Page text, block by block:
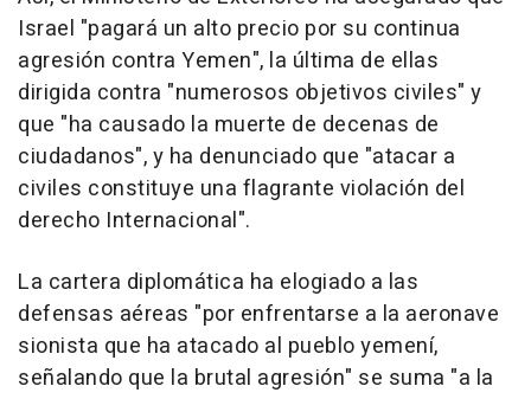
Israel "pagará un alto precio por su continua
agresión contra Yemen", la última de ellas
dirigida contra "numerosos objetivos civiles" y
que "ha causado la muerte de decenas de
ciudadanos", y ha denunciado que "atacar a
civiles constituye una flagrante violación del
derecho Internacional".
La cartera diplomática ha elogiado a las
defensas aéreas "por enfrentarse a la aeronave
sionista que ha atacado al pueblo yemení,
señalando que la brutal agresión" se suma "a la